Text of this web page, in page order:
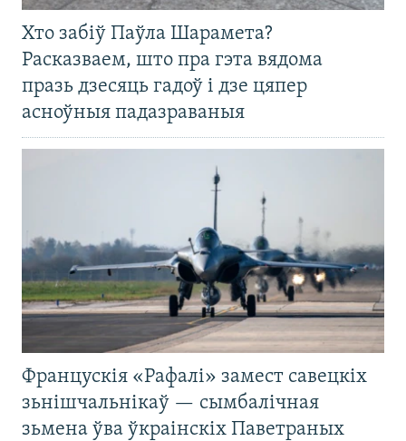
Хто забіў Паўла Шарамета?
Расказваем, што пра гэта вядома
празь дзесяць гадоў і дзе цяпер
асноўныя падазраваныя
Францускія «Рафалі» замест савецкіх
зьнішчальнікаў — сымбалічная
зьмена ўва ўкраінскіх Паветраных